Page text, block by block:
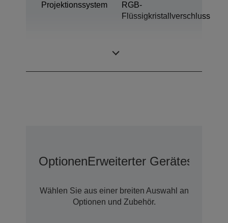
Projektionssystem
RGB-
Flüssigkristallverschluss
OptionenErweiterter Geräteschutz
Wählen Sie aus einer breiten Auswahl an
Optionen und Zubehör.